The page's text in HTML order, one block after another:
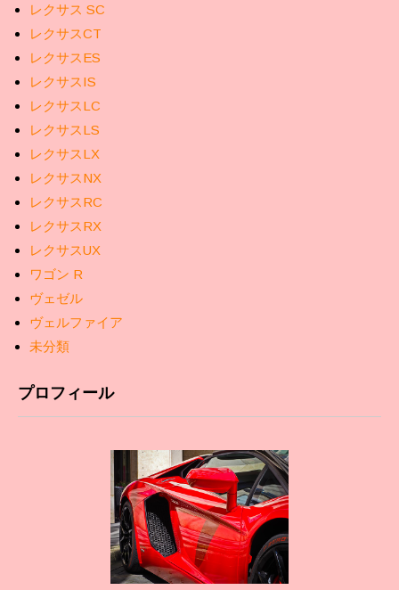
レクサス SC
レクサスCT
レクサスES
レクサスIS
レクサスLC
レクサスLS
レクサスLX
レクサスNX
レクサスRC
レクサスRX
レクサスUX
ワゴン R
ヴェゼル
ヴェルファイア
未分類
プロフィール